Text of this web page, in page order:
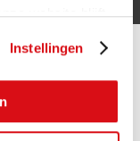
website blijft
Instellingen